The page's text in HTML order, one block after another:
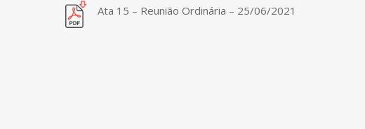
Ata 15 – Reunião Ordinária – 25/06/2021